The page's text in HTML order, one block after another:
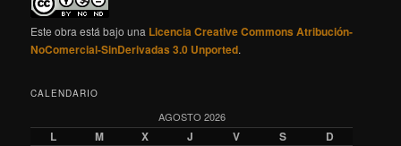
Este obra está bajo una Licencia Creative Commons Atribución-
NoComercial-SinDerivadas 3.0 Unported.
CALENDARIO
AGOSTO 2026
L M X J V S D